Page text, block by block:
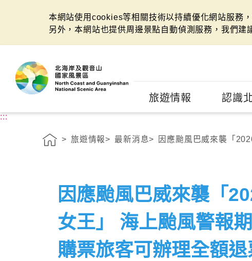
本網站使用cookies等相關技術以持續優化網站服務
另外，本網站也提供周邊景點自動偵測服務，我們
旅遊情報 認識
:::
旅遊情報 最新消息 因應颱風巴威來襲「
因應颱風巴威來襲「
女王」 海上颱風警報
購票旅客可辦理全額退